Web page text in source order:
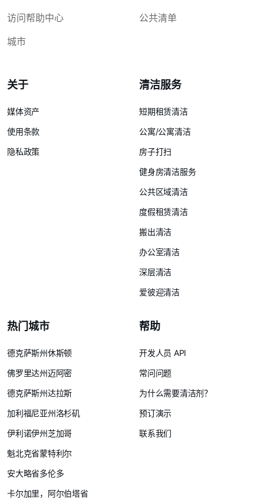
访问帮助中心
公共清单
城市
关于
媒体资产
使用条款
隐私政策
清洁服务
短期租赁清洁
公寓/公寓清洁
房子打扫
健身房清洁服务
公共区域清洁
度假租赁清洁
搬出清洁
办公室清洁
深层清洁
爱彼迎清洁
热门城市
德克萨斯州休斯顿
佛罗里达州迈阿密
德克萨斯州达拉斯
加利福尼亚州洛杉矶
伊利诺伊州芝加哥
魁北克省蒙特利尔
安大略省多伦多
卡尔加里，阿尔伯塔省
帮助
开发人员 API
常问问题
为什么需要清洁剂？
预订演示
联系我们